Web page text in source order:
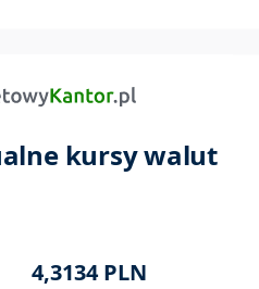
kursy walut
4,3134PLN